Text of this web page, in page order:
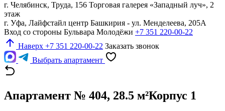
г. Челябинск, Труда, 156 Торговая галерея «Западный луч», 2
этаж
г. Уфа, Лайфстайл центр Башкирия - ул. Менделеева, 205А
Вход со стороны Бульвара Молодёжи +7 351 220-00-22
Наверх +7 351 220-00-22 Заказать звонок
Выбрать апартамент
Апартамент № 404, 28.5 м²Корпус 1